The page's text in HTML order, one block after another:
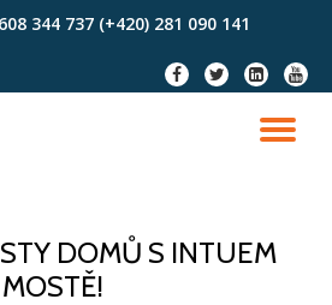
344 737 (+420) 281 090 141
fa-
facebook
fa-
twitter
fa-
linkedin-
square
fa-
DOMŮ S INTUEM